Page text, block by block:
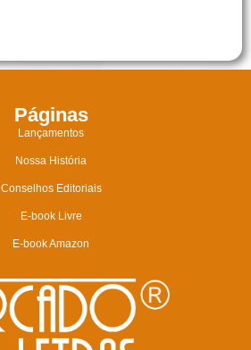
Páginas
Lançamentos
Nossa História
Conselhos Editoriais
E-book Livre
E-book Amazon